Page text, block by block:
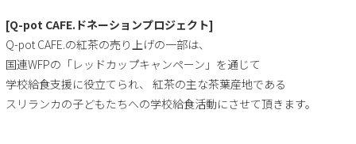
[Q-pot CAFE.ドネーションプロジェクト]
Q-pot CAFE.の紅茶の売り上げの一部は、
国連WFPの「レッドカップキャンペーン」を通じて
学校給食支援に役立てられ、 紅茶の主な茶葉産地である
スリランカの子どもたちへの学校給食活動にさせて頂きます。